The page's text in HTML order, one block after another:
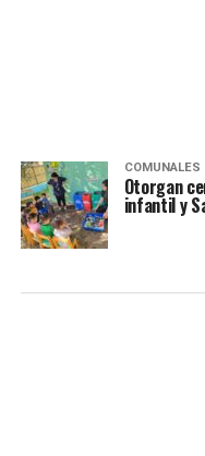
COMUNALES
Otorgan
infantil y